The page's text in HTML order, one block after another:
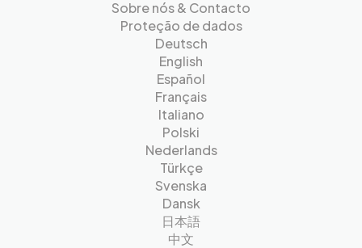
Sobre nós & Contacto
Proteção de dados
Deutsch
English
Español
Français
Italiano
Polski
Nederlands
Türkçe
Svenska
Dansk
日本語
中文